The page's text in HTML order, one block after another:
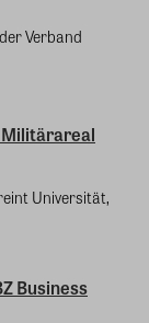
Verband
Militärareal
Universität,
Business